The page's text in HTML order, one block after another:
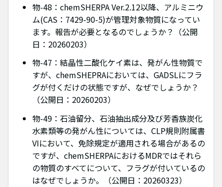
物-48：chemSHERPA Ver.2.12以降、アルミニウ
ム(CAS：7429-90-5)が管理対象物質になってい
ます。報告が必要となるのでしょうか？（公開
日：20260203）
物-47：結晶性二酸化ケイ素は、発がん性物質で
すが、chemSHEPRAにおいては、GADSLにフラ
グが付くだけの状態ですが、なぜでしょうか？
（公開日：20260203）
物-49：石油留分、石油抽出成分及び芳香族炭化
水素類等の発がん性については、CLP規則附属書
VIにおいて、免除規定が適用される場合があるの
ですが、chemSHERPAにおけるMDRではそれら
の物質のすべてについて、フラグが付いているの
はなぜでしょうか。（公開日：20260323）